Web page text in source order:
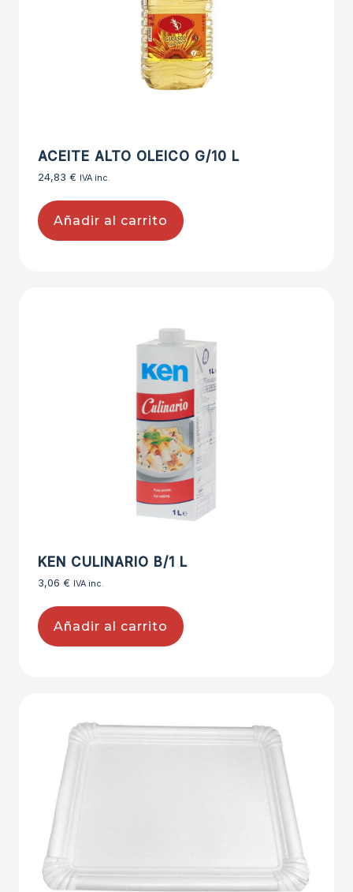
ACEITE ALTO OLEICO G/10 L
24,83 € IVA inc.
Añadir al carrito
KEN CULINARIO B/1 L
3,06 € IVA inc.
Añadir al carrito